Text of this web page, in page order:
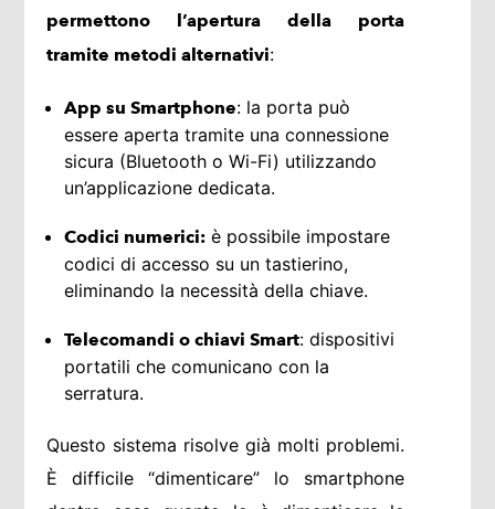
permettono l’apertura della porta
tramite metodi alternativi:
App su Smartphone: la porta può
essere aperta tramite una connessione
sicura (Bluetooth o Wi-Fi) utilizzando
un’applicazione dedicata.
Codici numerici: è possibile impostare
codici di accesso su un tastierino,
eliminando la necessità della chiave.
Telecomandi o chiavi Smart: dispositivi
portatili che comunicano con la
serratura.
Questo sistema risolve già molti problemi.
È difficile “dimenticare” lo smartphone